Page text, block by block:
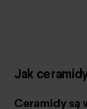
Jak
Ceramidy są